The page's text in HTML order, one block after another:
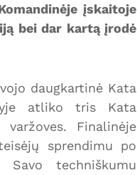
įskaitoje
bei dar kartą įrodė
daugkartinė Kata
atliko tris Kata
Finalinėje
sprendimu po
techniškumu